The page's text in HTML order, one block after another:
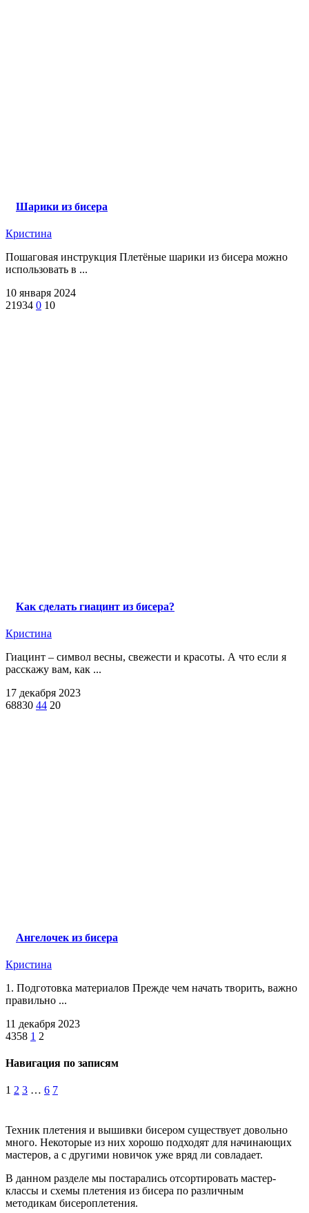
Шарики из бисера
Кристина
Пошаговая инструкция Плетёные шарики из бисера можно
использовать в ...
10 января 2024
21934 0 10
Как сделать гиацинт из бисера?
Кристина
Гиацинт – символ весны, свежести и красоты. А что если я
расскажу вам, как ...
17 декабря 2023
68830 44 20
Ангелочек из бисера
Кристина
1. Подготовка материалов Прежде чем начать творить, важно
правильно ...
11 декабря 2023
4358 1 2
Навигация по записям
1 2 3 … 6 7
Техник плетения и вышивки бисером существует довольно
много. Некоторые из них хорошо подходят для начинающих
мастеров, а с другими новичок уже вряд ли совладает.
В данном разделе мы постарались отсортировать мастер-
классы и схемы плетения из бисера по различным
методикам бисероплетения.